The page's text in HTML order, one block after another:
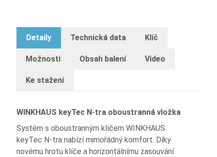
Detaily Technická data Klíč
Možnosti Obsah balení Video
Ke stažení
WINKHAUS keyTec N-tra oboustranná vložka
Systém s oboustranným klíčem WINKHAUS
keyTec N-tra nabízí mimořádný komfort. Díky
novému hrotu klíče a horizontálnímu zasouvání